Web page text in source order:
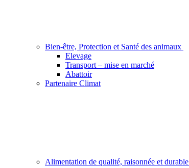
Bien-être, Protection et Santé des animaux
Elevage
Transport – mise en marché
Abattoir
Partenaire Climat
Alimentation de qualité, raisonnée et durable